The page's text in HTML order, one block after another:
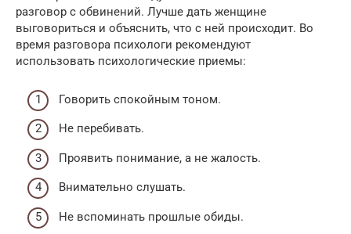
разговор с обвинений. Лучше дать женщине
выговориться и объяснить, что с ней происходит. Во
время разговора психологи рекомендуют
использовать психологические приемы:
Говорить спокойным тоном.
Не перебивать.
Проявить понимание, а не жалость.
Внимательно слушать.
Не вспоминать прошлые обиды.